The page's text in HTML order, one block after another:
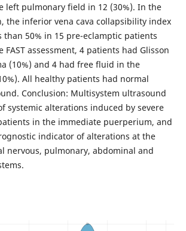
left pulmonary field in 12 (30%). In the
the inferior vena cava collapsibility index
than 50% in 15 pre-eclamptic patients
FAST assessment, 4 patients had Glisson
(10%) and 4 had free fluid in the
All healthy patients had normal
Conclusion: Multisystem ultrasound
systemic alterations induced by severe
in the immediate puerperium, and
indicator of alterations at the
nervous, pulmonary, abdominal and